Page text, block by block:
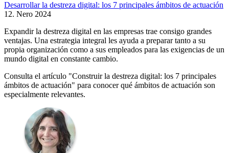
Desarrollar la destreza digital: los 7 principales ámbitos de actuación
12. Nero 2024
Expandir la destreza digital en las empresas trae consigo grandes
ventajas. Una estrategia integral les ayuda a preparar tanto a su
propia organización como a sus empleados para las exigencias de un
mundo digital en constante cambio.
Consulta el artículo "Construir la destreza digital: los 7 principales
ámbitos de actuación" para conocer qué ámbitos de actuación son
especialmente relevantes.